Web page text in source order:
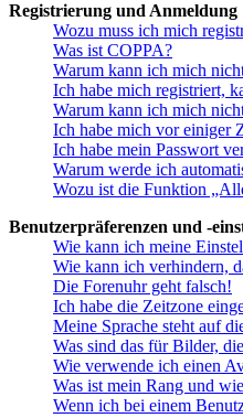
Registrierung und Anmeldung
Wozu muss ich mich
Was ist COPPA?
Warum kann ich mich
Ich habe mich registriert,
Warum kann ich mich
Ich habe mich vor einiger
Ich habe mein Passwort
Warum werde ich
Wozu ist die Funktion
Benutzerpräferenzen und -
Wie kann ich meine
Wie kann ich verhindern,
Die Forenuhr geht falsch!
Ich habe die Zeitzone
Meine Sprache steht auf
Was sind das für Bilder,
Wie verwende ich einen
Was ist mein Rang und
Wenn ich bei einem